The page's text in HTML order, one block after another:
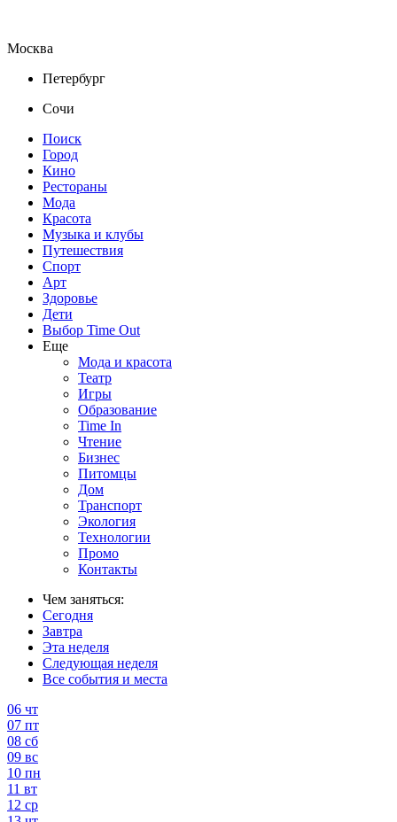
Москва
Петербург
Сочи
Поиск
Город
Кино
Рестораны
Мода
Красота
Музыка и клубы
Путешествия
Спорт
Арт
Здоровье
Дети
Выбор Time Out
Еще
Мода и красота
Театр
Игры
Образование
Time In
Чтение
Бизнес
Питомцы
Дом
Транспорт
Экология
Технологии
Промо
Контакты
Чем заняться:
Сегодня
Завтра
Эта неделя
Следующая неделя
Все события и места
06 чт
07 пт
08 сб
09 вс
10 пн
11 вт
12 ср